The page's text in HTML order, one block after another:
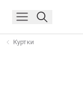
Куртки